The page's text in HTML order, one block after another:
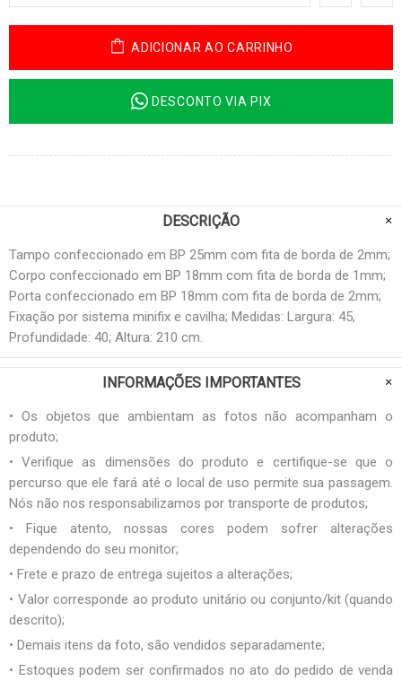
ADICIONAR AO CARRINHO
DESCONTO VIA PIX
DESCRIÇÃO
Tampo confeccionado em BP 25mm com fita de borda de 2mm;
Corpo confeccionado em BP 18mm com fita de borda de 1mm;
Porta confeccionado em BP 18mm com fita de borda de 2mm;
Fixação por sistema minifix e cavilha; Medidas: Largura: 45,
Profundidade: 40; Altura: 210 cm.
INFORMAÇÕES IMPORTANTES
• Os objetos que ambientam as fotos não acompanham o
produto;
• Verifique as dimensões do produto e certifique-se que o
percurso que ele fará até o local de uso permite sua passagem.
Nós não nos responsabilizamos por transporte de produtos;
• Fique atento, nossas cores podem sofrer alterações
dependendo do seu monitor;
• Frete e prazo de entrega sujeitos a alterações;
• Valor corresponde ao produto unitário ou conjunto/kit (quando
descrito);
• Demais itens da foto, são vendidos separadamente;
• Estoques podem ser confirmados no ato do pedido de venda